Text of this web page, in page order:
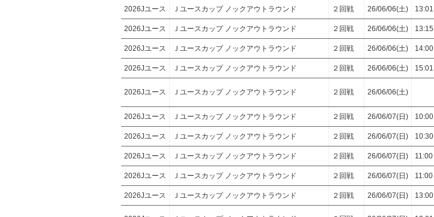
2026Jユース Ｊユースカップ ノックアウトラウンド ２回戦 26/06/06(土) 13:01
2026Jユース Ｊユースカップ ノックアウトラウンド ２回戦 26/06/06(土) 13:15
2026Jユース Ｊユースカップ ノックアウトラウンド ２回戦 26/06/06(土) 14:00
2026Jユース Ｊユースカップ ノックアウトラウンド ２回戦 26/06/06(土) 15:01
2026Jユース Ｊユースカップ ノックアウトラウンド ２回戦 26/06/06(土)
2026Jユース Ｊユースカップ ノックアウトラウンド ２回戦 26/06/07(日) 10:00
2026Jユース Ｊユースカップ ノックアウトラウンド ２回戦 26/06/07(日) 10:30
2026Jユース Ｊユースカップ ノックアウトラウンド ２回戦 26/06/07(日) 11:00
2026Jユース Ｊユースカップ ノックアウトラウンド ２回戦 26/06/07(日) 11:00
2026Jユース Ｊユースカップ ノックアウトラウンド ２回戦 26/06/07(日) 13:00